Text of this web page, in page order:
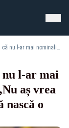
Nicușor Dan dă de înțeles că nu l-ar mai nominaliza pe Ilie Bolojan: „Nu aș vrea să numesc un Guvern care să nască o altă criză!”
nu l-ar mai
aș vrea
nască o